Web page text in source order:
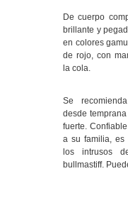
De cuerpo
brillante y
en colores
de rojo, con
la cola.
Se
desde
fuerte.
a su familia, es
los intrusos
bullmastiff.